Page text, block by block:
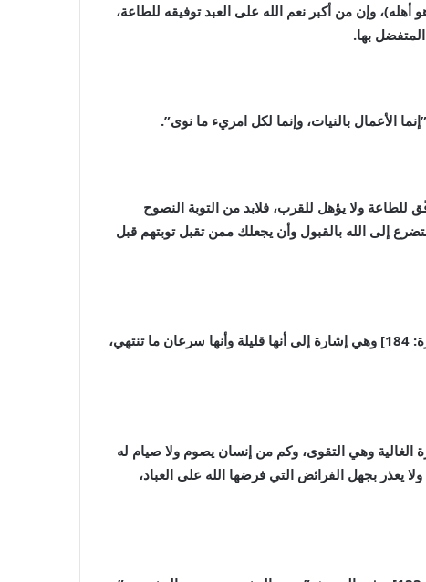
وإن من أكبر نعم الله على العبد توفيقه للطاعة،
بها.
الأعمال بالنيات، وإنما لكل امريء ما نوى”.
ولا يؤهل للقرب، فلابد من التوبة النصوح
إلى الله بالقبول وأن يجعلك ممن تقبل توبتهم قبل
رمضان من أنفس لحظات العمر، ومما يجعل الإنسان لا يفرط في لحظة منه أن يتذكر وصف الله له بأنه ﴿أَيَّامًا مَعْدُودَاتٍ﴾ [البقرة: 184] وهي إشارة إلى أنها قليلة وأنها سرعان ما تنتهي،
الغالية وهي التقوى، وكم من إنسان يصوم ولا صيام له
يعذر بجهل الفرائض التي فرضها الله على العباد،